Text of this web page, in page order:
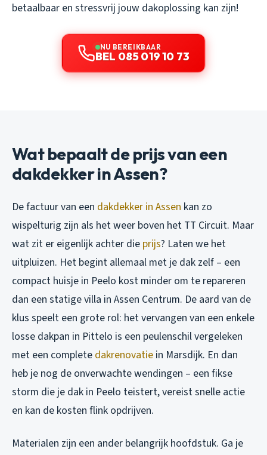
betaalbaar en stressvrij jouw dakoplossing kan zijn!
NU BEREIKBAAR
BEL 085 019 10 73
Wat bepaalt de prijs van een
dakdekker in Assen?
De factuur van een dakdekker in Assen kan zo
wispelturig zijn als het weer boven het TT Circuit. Maar
wat zit er eigenlijk achter die prijs? Laten we het
uitpluizen. Het begint allemaal met je dak zelf – een
compact huisje in Peelo kost minder om te repareren
dan een statige villa in Assen Centrum. De aard van de
klus speelt een grote rol: het vervangen van een enkele
losse dakpan in Pittelo is een peulenschil vergeleken
met een complete dakrenovatie in Marsdijk. En dan
heb je nog de onverwachte wendingen – een fikse
storm die je dak in Peelo teistert, vereist snelle actie
en kan de kosten flink opdrijven.
Materialen zijn een ander belangrijk hoofdstuk. Ga je